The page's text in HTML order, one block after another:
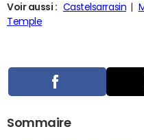
Voir aussi : Castelsarrasin
Temple
Sommaire